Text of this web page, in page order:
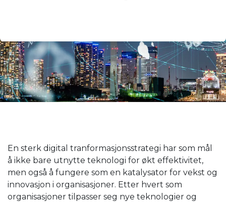
En sterk digital tranformasjonsstrategi har som mål
å ikke bare utnytte teknologi for økt effektivitet,
men også å fungere som en katalysator for vekst og
innovasjon i organisasjoner. Etter hvert som
organisasjoner tilpasser seg nye teknologier og